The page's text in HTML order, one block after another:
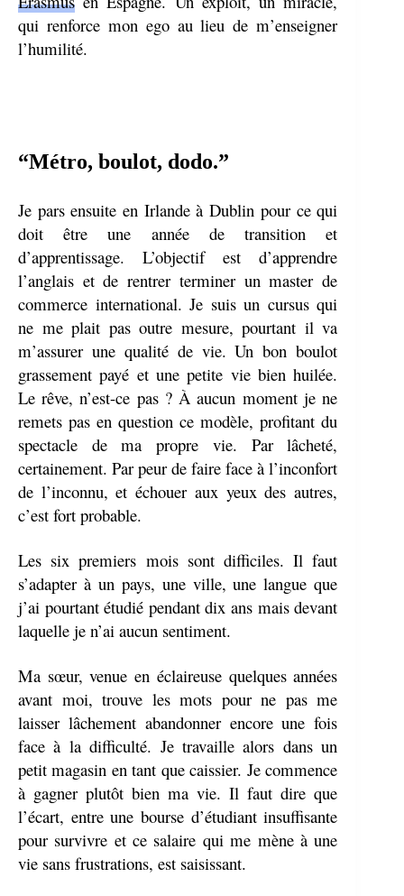
qui renforce mon ego au lieu de m’enseigner
l’humilité.
“Métro, boulot, dodo.”
Je pars ensuite en Irlande à Dublin pour ce qui
doit être une année de transition et
d’apprentissage. L’objectif est d’apprendre
l’anglais et de rentrer terminer un master de
commerce international. Je suis un cursus qui
ne me plait pas outre mesure, pourtant il va
m’assurer une qualité de vie. Un bon boulot
grassement payé et une petite vie bien huilée.
Le rêve, n’est-ce pas ? À aucun moment je ne
remets pas en question ce modèle, profitant du
spectacle de ma propre vie. Par lâcheté,
certainement. Par peur de faire face à l’inconfort
de l’inconnu, et échouer aux yeux des autres,
c’est fort probable.
Les six premiers mois sont difficiles. Il faut
s’adapter à un pays, une ville, une langue que
j’ai pourtant étudié pendant dix ans mais devant
laquelle je n’ai aucun sentiment.
Ma sœur, venue en éclaireuse quelques années
avant moi, trouve les mots pour ne pas me
laisser lâchement abandonner encore une fois
face à la difficulté. Je travaille alors dans un
petit magasin en tant que caissier. Je commence
à gagner plutôt bien ma vie. Il faut dire que
l’écart, entre une bourse d’étudiant insuffisante
pour survivre et ce salaire qui me mène à une
vie sans frustrations, est saisissant.